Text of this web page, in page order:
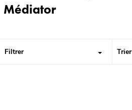
Médiator
Trier
Filtrer